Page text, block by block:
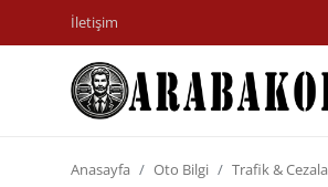
İletişim
Anasayfa Oto Bilgi Trafik &